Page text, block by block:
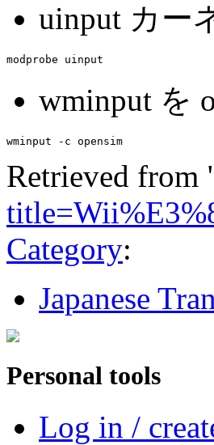
uinput カー
modprobe uinput
wminput を
wminput -c opensim
Retrieved from
Category:
Japanese
Personal tools
Log in /